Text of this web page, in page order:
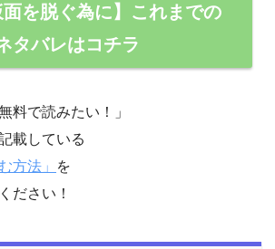
面を脱ぐ為に】これまでの
タバレはコチラ
料で読みたい！」
載している
方法」
を
ださい！